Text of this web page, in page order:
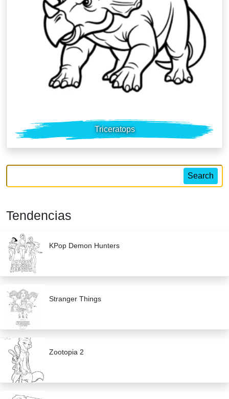
Triceratops
Search
Tendencias
KPop Demon Hunters
Stranger Things
Zootopia 2